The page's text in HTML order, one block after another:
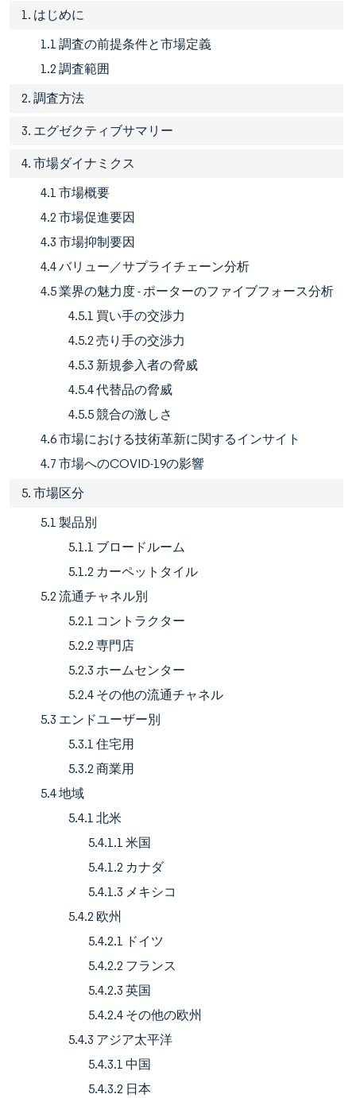
1. はじめに
1.1 調査の前提条件と市場定義
1.2 調査範囲
2. 調査方法
3. エグゼクティブサマリー
4. 市場ダイナミクス
4.1 市場概要
4.2 市場促進要因
4.3 市場抑制要因
4.4 バリュー／サプライチェーン分析
4.5 業界の魅力度 - ポーターのファイブフォース分析
4.5.1 買い手の交渉力
4.5.2 売り手の交渉力
4.5.3 新規参入者の脅威
4.5.4 代替品の脅威
4.5.5 競合の激しさ
4.6 市場における技術革新に関するインサイト
4.7 市場へのCOVID-19の影響
5. 市場区分
5.1 製品別
5.1.1 ブロードルーム
5.1.2 カーペットタイル
5.2 流通チャネル別
5.2.1 コントラクター
5.2.2 専門店
5.2.3 ホームセンター
5.2.4 その他の流通チャネル
5.3 エンドユーザー別
5.3.1 住宅用
5.3.2 商業用
5.4 地域
5.4.1 北米
5.4.1.1 米国
5.4.1.2 カナダ
5.4.1.3 メキシコ
5.4.2 欧州
5.4.2.1 ドイツ
5.4.2.2 フランス
5.4.2.3 英国
5.4.2.4 その他の欧州
5.4.3 アジア太平洋
5.4.3.1 中国
5.4.3.2 日本